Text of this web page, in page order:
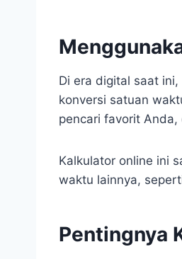
Di era digital saat
konversi satuan
pencari favorit
Kalkulator online ini
waktu lainnya,
Pentingnya